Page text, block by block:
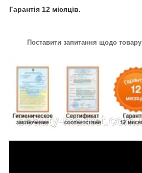
Гарантія 12 місяців.
Поставити запитання щодо товару